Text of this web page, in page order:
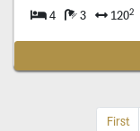
4 3 1202
First